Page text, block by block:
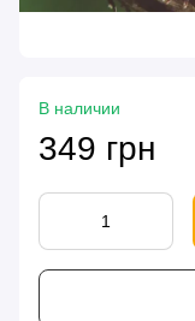
В наличии
349 грн